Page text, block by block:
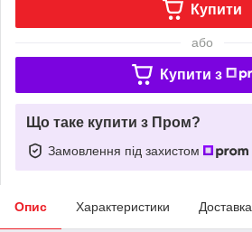
Купити
або
Купити з
Що таке купити з Пром?
Замовлення під захистом
Опис Характеристики Доставка